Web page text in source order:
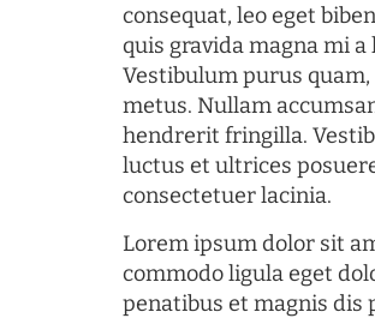
consequat, leo eget
quis gravida magna mi
Vestibulum purus
metus. Nullam
hendrerit fringilla.
luctus et ultrices
consectetuer lacinia.
Lorem ipsum dolor sit
commodo ligula eget
penatibus et magnis